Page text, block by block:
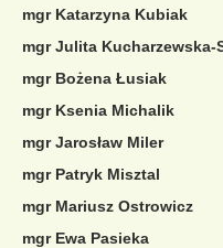
mgr Katarzyna Kubiak
mgr Julita Kucharzewska-
mgr Bożena Łusiak
mgr Ksenia Michalik
mgr Jarosław Miler
mgr Patryk Misztal
mgr Mariusz Ostrowicz
mgr Ewa Pasieka